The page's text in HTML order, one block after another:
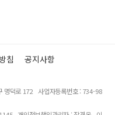
침 공지사항
명덕로 172 사업자등록번호 : 734-98